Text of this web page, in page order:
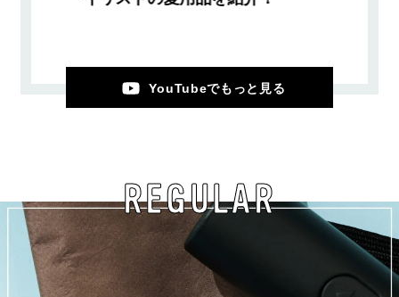
YouTubeでもっと見る
REGULAR